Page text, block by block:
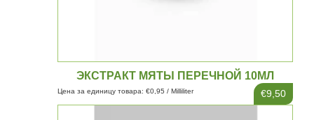
ЭКСТРАКТ МЯТЫ ПЕРЕЧНОЙ 10МЛ
€9,50
Цена за единицу товара: €0,95 / Milliliter